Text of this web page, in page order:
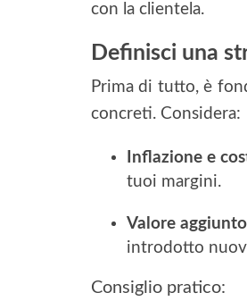
con la clientela.
Definisci una
Prima di tutto, è
concreti. Considera:
Inflazione e
tuoi margini.
Valore
introdotto
Consiglio pratico: